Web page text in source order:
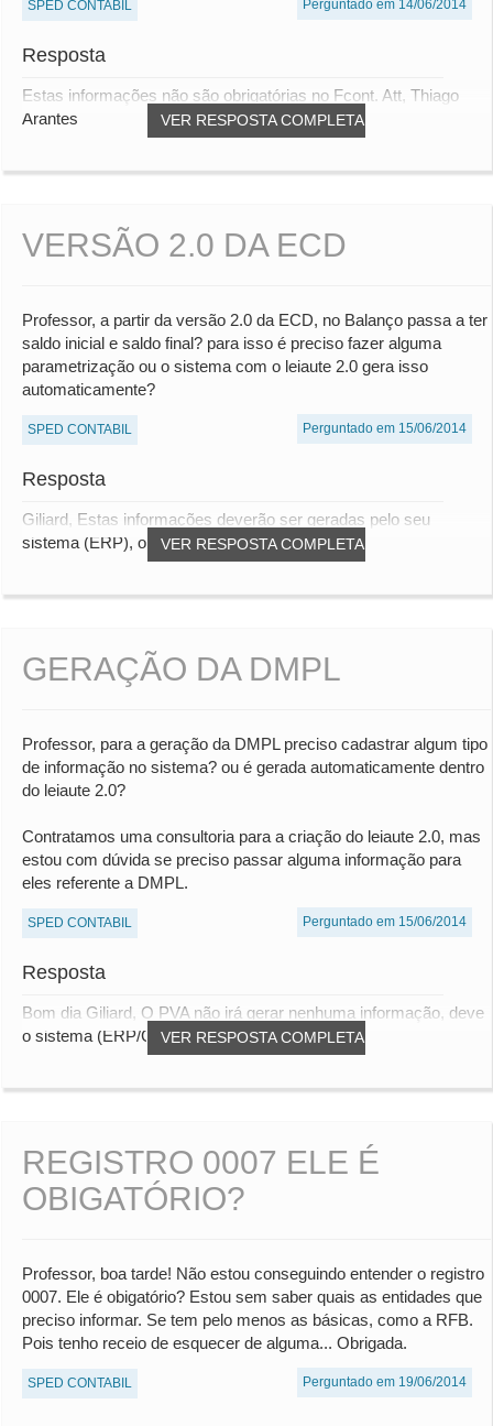
SPED CONTABIL Perguntado em 14/06/2014
Resposta
VER RESPOSTA COMPLETA
Estas informações não são obrigatórias no Fcont. Att, Thiago
Arantes
VERSÃO 2.0 DA ECD
Professor, a partir da versão 2.0 da ECD, no Balanço passa a ter
saldo inicial e saldo final? para isso é preciso fazer alguma
parametrização ou o sistema com o leiaute 2.0 gera isso
automaticamente?
SPED CONTABIL Perguntado em 15/06/2014
Resposta
VER RESPOSTA COMPLETA
Giliard, Estas informações deverão ser geradas pelo seu
sistema (ERP), o PVA não gera nenhum tipo d...
GERAÇÃO DA DMPL
Professor, para a geração da DMPL preciso cadastrar algum tipo
de informação no sistema? ou é gerada automaticamente dentro
do leiaute 2.0?
Contratamos uma consultoria para a criação do leiaute 2.0, mas
estou com dúvida se preciso passar alguma informação para
eles referente a DMPL.
SPED CONTABIL Perguntado em 15/06/2014
Resposta
VER RESPOSTA COMPLETA
Bom dia Giliard, O PVA não irá gerar nenhuma informação, deve
o sistema (ERP/Consultoria) gerar o m...
REGISTRO 0007 ELE É
OBIGATÓRIO?
Professor, boa tarde! Não estou conseguindo entender o registro
0007. Ele é obigatório? Estou sem saber quais as entidades que
preciso informar. Se tem pelo menos as básicas, como a RFB.
Pois tenho receio de esquecer de alguma... Obrigada.
SPED CONTABIL Perguntado em 19/06/2014